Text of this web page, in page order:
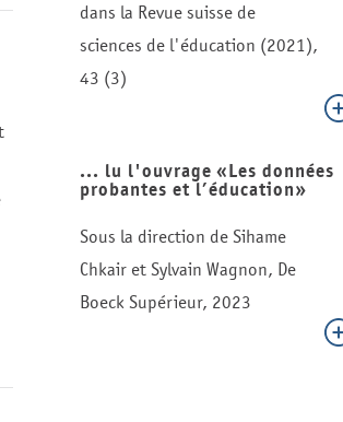
dans la Revue suisse de
sciences de l'éducation (2021),
43 (3)
... lu l'ouvrage «Les données
probantes et l’éducation»
Sous la direction de Sihame
Chkair et Sylvain Wagnon, De
Boeck Supérieur, 2023